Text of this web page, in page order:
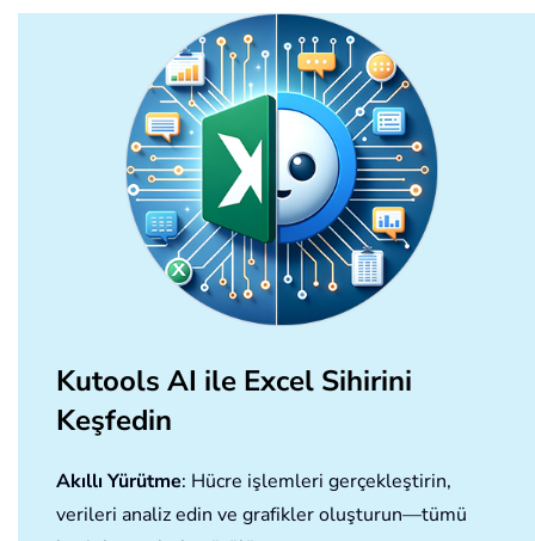
Kutools AI ile Excel Sihirini
Keşfedin
Akıllı Yürütme: Hücre işlemleri gerçekleştirin,
verileri analiz edin ve grafikler oluşturun—tümü